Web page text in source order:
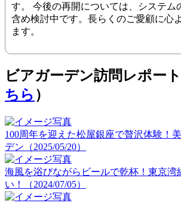
す。 今後の再開については、システム
含め検討中です。長らくのご愛顧に心
ます。
ビアガーデン訪問レポー
ちら ）
100周年を迎えた松屋銀座で贅沢体験！
デン（2025/05/20）
海風を浴びながらビールで乾杯！東京湾
い！（2024/07/05）